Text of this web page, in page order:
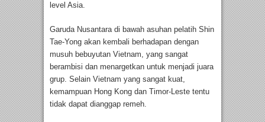
level Asia.
Garuda Nusantara di bawah asuhan pelatih Shin
Tae-Yong akan kembali berhadapan dengan
musuh bebuyutan Vietnam, yang sangat
berambisi dan menargetkan untuk menjadi juara
grup. Selain Vietnam yang sangat kuat,
kemampuan Hong Kong dan Timor-Leste tentu
tidak dapat dianggap remeh.